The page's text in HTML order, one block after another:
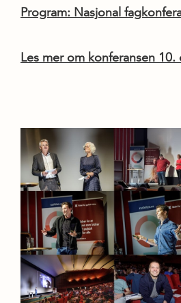
Program: Nasjonal
Les mer om konferansen